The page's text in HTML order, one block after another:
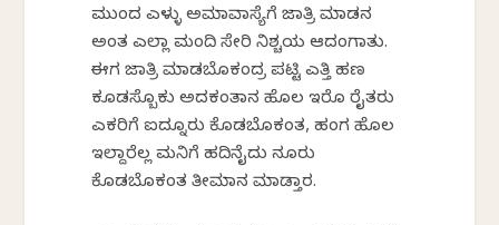
ಮುಂದ ಎಳ್ಳು ಅಮಾವಾಸ್ಯೆಗೆ ಜಾತ್ರಿ ಮಾಡನ
ಅಂತ ಎಲ್ಲಾ ಮಂದಿ ಸೇರಿ ನಿಶ್ಚಯ ಆದಂಗಾತು.
ಈಗ ಜಾತ್ರಿ ಮಾಡಬೊಕಂದ್ರ ಪಟ್ಟಿ ಎತ್ತಿ ಹಣ
ಕೂಡಸ್ಬೊಕು ಅದಕಂತಾನ ಹೊಲ ಇರೊ ರೈತರು
ಎಕರಿಗೆ ಐದ್ನೂರು ಕೊಡಬೊಕಂತ, ಹಂಗ ಹೊಲ
ಇಲ್ದಾರೆಲ್ಲ ಮನಿಗೆ ಹದಿನೈದು ನೂರು
ಕೊಡಬೊಕಂತ ತೀರ್ಮಾನ ಮಾಡ್ತಾರ.